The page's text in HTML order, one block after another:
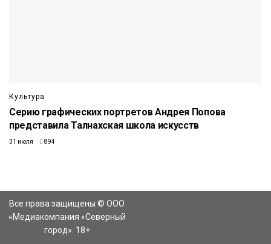
Культура
Серию графических портретов Андрея Попова
представила Талнахская школа искусств
31 июля 894
Все права защищены © ООО
«Медиакомпания «Северный
город». 18+